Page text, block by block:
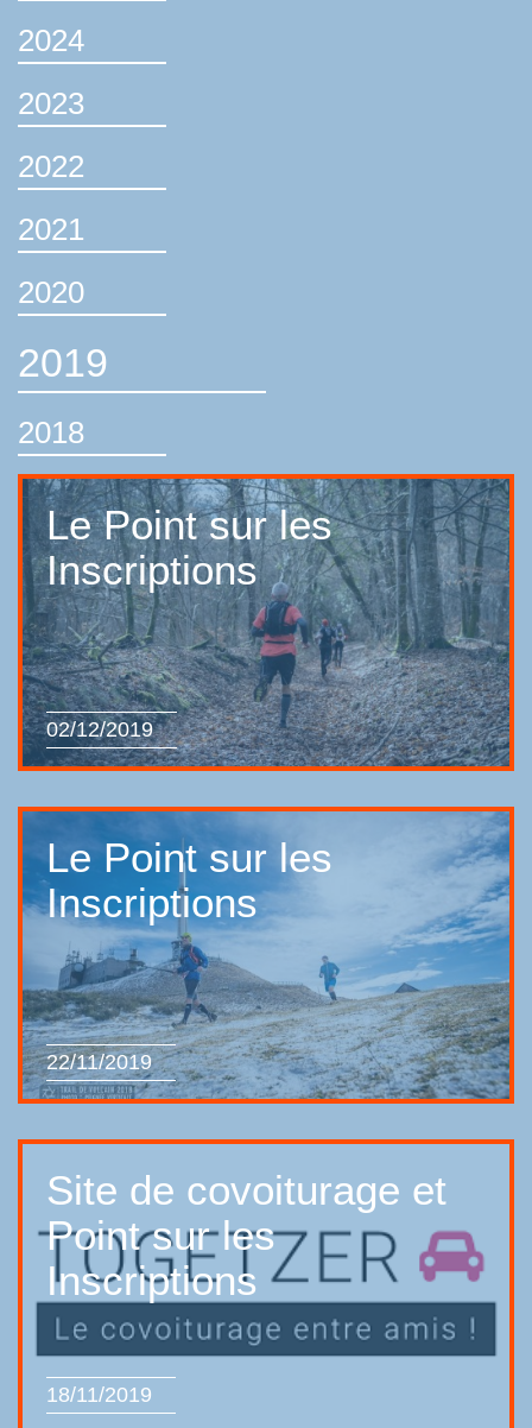
2024
2023
2022
2021
2020
2019
2018
Le Point sur les
Inscriptions
02/12/2019
Le Point sur les
Inscriptions
22/11/2019
Site de covoiturage et
Point sur les
Inscriptions
18/11/2019